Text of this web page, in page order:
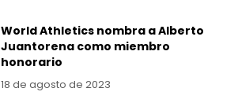
World Athletics nombra a Alberto
Juantorena como miembro
honorario
18 de agosto de 2023